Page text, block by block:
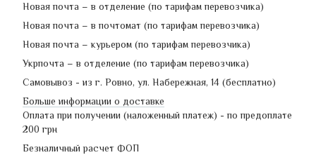
Новая почта – в отделение (по тарифам перевозчика)
Новая почта – в почтомат (по тарифам перевозчика)
Новая почта – курьером (по тарифам перевозчика)
Укрпочта – в отделение (по тарифам перевозчика)
Самовывоз - из г. Ровно, ул. Набережная, 14 (бесплатно)
Больше информации о доставке
Оплата при получении (наложенный платеж) - по предоплате
200 грн
Безналичный расчет ФОП